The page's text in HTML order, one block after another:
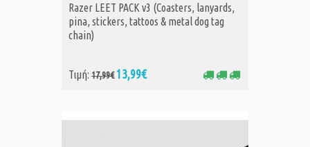
ΑΓΟΡΑ
Razer LEET PACK v3 (Coasters, lanyards,
pina, stickers, tattoos & metal dog tag
chain)
Τιμή: 17,99€ 13,99€